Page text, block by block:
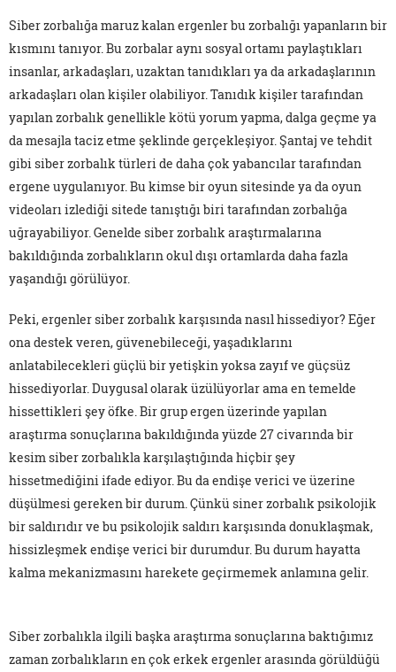
Siber zorbalığa maruz kalan ergenler bu zorbalığı yapanların bir
kısmını tanıyor. Bu zorbalar aynı sosyal ortamı paylaştıkları
insanlar, arkadaşları, uzaktan tanıdıkları ya da arkadaşlarının
arkadaşları olan kişiler olabiliyor. Tanıdık kişiler tarafından
yapılan zorbalık genellikle kötü yorum yapma, dalga geçme ya
da mesajla taciz etme şeklinde gerçekleşiyor. Şantaj ve tehdit
gibi siber zorbalık türleri de daha çok yabancılar tarafından
ergene uygulanıyor. Bu kimse bir oyun sitesinde ya da oyun
videoları izlediği sitede tanıştığı biri tarafından zorbalığa
uğrayabiliyor. Genelde siber zorbalık araştırmalarına
bakıldığında zorbalıkların okul dışı ortamlarda daha fazla
yaşandığı görülüyor.
Peki, ergenler siber zorbalık karşısında nasıl hissediyor? Eğer
ona destek veren, güvenebileceği, yaşadıklarını
anlatabilecekleri güçlü bir yetişkin yoksa zayıf ve güçsüz
hissediyorlar. Duygusal olarak üzülüyorlar ama en temelde
hissettikleri şey öfke. Bir grup ergen üzerinde yapılan
araştırma sonuçlarına bakıldığında yüzde 27 civarında bir
kesim siber zorbalıkla karşılaştığında hiçbir şey
hissetmediğini ifade ediyor. Bu da endişe verici ve üzerine
düşülmesi gereken bir durum. Çünkü siner zorbalık psikolojik
bir saldırıdır ve bu psikolojik saldırı karşısında donuklaşmak,
hissizleşmek endişe verici bir durumdur. Bu durum hayatta
kalma mekanizmasını harekete geçirmemek anlamına gelir.
Siber zorbalıkla ilgili başka araştırma sonuçlarına baktığımız
zaman zorbalıkların en çok erkek ergenler arasında görüldüğü